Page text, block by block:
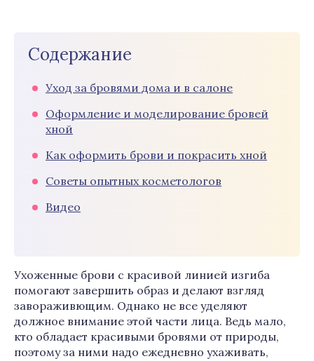
Содержание
Уход за бровями дома и в салоне
Оформление и моделирование бровей
хной
Как оформить брови и покрасить хной
Советы опытных косметологов
Видео
Ухоженные брови с красивой линией изгиба
помогают завершить образ и делают взгляд
завораживющим. Однако не все уделяют
должное внимание этой части лица. Ведь мало,
кто обладает красивыми бровями от природы,
поэтому за ними надо ежедневно ухаживать,